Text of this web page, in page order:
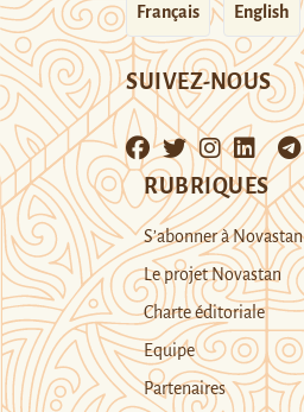
Français English
SUIVEZ-NOUS
RUBRIQUES
S’abonner à Novastan
Le projet Novastan
Charte éditoriale
Equipe
Partenaires